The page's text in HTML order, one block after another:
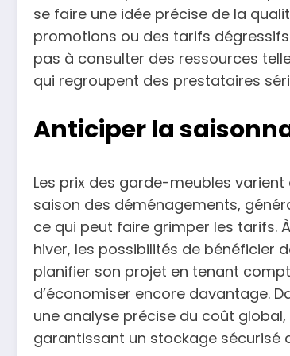
se faire une idée précise de la
promotions ou des tarifs
pas à consulter des ressources
qui regroupent des prestataires
Anticiper la
Les prix des garde-meubles varient
saison des déménagements,
ce qui peut faire grimper les tarifs.
hiver, les possibilités de bénéficier
planifier son projet en tenant
d’économiser encore davantage.
une analyse précise du coût
garantissant un stockage sécurisé